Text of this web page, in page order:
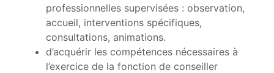
professionnelles supervisées : observation,
accueil, interventions spécifiques,
consultations, animations.
d’acquérir les compétences nécessaires à
l’exercice de la fonction de conseiller